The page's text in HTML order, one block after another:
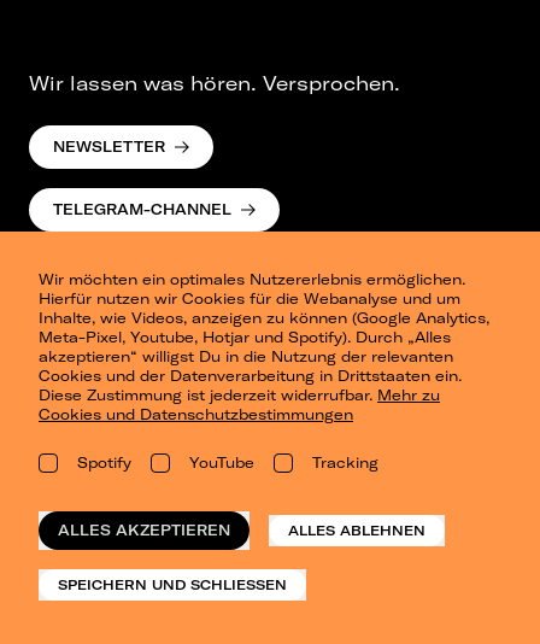
Wir möchten ein optimales Nutzererlebnis ermöglichen.
Hierfür nutzen wir Cookies für die Webanalyse und um
Inhalte, wie Videos, anzeigen zu können (Google Analytics,
Meta-Pixel, Youtube, Hotjar und Spotify). Durch „Alles
akzeptieren“ willigst Du in die Nutzung der relevanten
Cookies und der Datenverarbeitung in Drittstaaten ein.
Diese Zustimmung ist jederzeit widerrufbar. Mehr zu
Cookies und Datenschutzbestimmungen
Spotify YouTube Tracking
ALLES AKZEPTIEREN ALLES ABLEHNEN
SPEICHERN UND SCHLIESSEN
Wir lassen was hören. Versprochen.
NEWSLETTER
TELEGRAM-CHANNEL
Presse
Berlin
Dresden
Leipzig
Konzertsommer Petersberg
Vergangene Shows
o_team
Datenschutz
Impressum